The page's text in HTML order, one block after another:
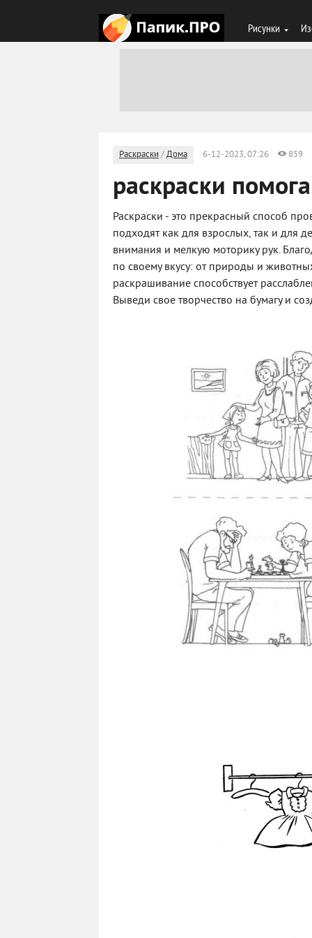
Рисунки
Раскраски /Дома 6-12-2023, 07:26 859
раскраски
Раскраски - это прекрасный способ
подходят как для взрослых, так и для
внимания и мелкую моторику рук.
по своему вкусу: от природы и
раскрашивание способствует
Выведи свое творчество на бумагу и